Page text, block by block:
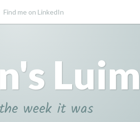
Find me on LinkedIn
Luim
week it was